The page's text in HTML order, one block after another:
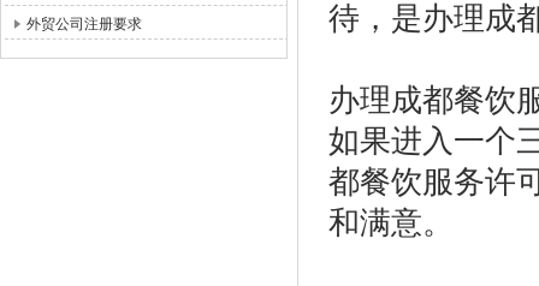
外贸公司注册要求
待，是办理成
办理成都餐饮
如果进入一个
都餐饮服务许
和满意。